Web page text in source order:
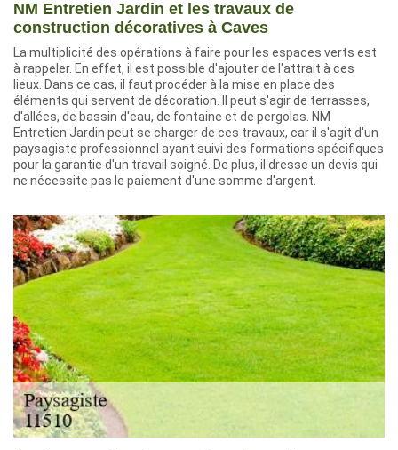
NM Entretien Jardin et les travaux de
construction décoratives à Caves
La multiplicité des opérations à faire pour les espaces verts est
à rappeler. En effet, il est possible d'ajouter de l'attrait à ces
lieux. Dans ce cas, il faut procéder à la mise en place des
éléments qui servent de décoration. Il peut s'agir de terrasses,
d'allées, de bassin d'eau, de fontaine et de pergolas. NM
Entretien Jardin peut se charger de ces travaux, car il s'agit d'un
paysagiste professionnel ayant suivi des formations spécifiques
pour la garantie d'un travail soigné. De plus, il dresse un devis qui
ne nécessite pas le paiement d'une somme d'argent.